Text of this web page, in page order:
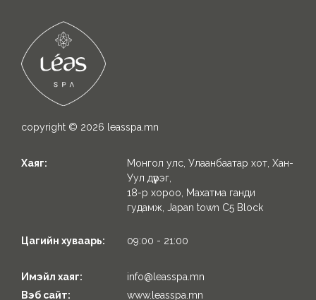
copyright © 2026 leasspa.mn
Хаяг:
Монгол улс, Улаанбаатар хот, Хан-
Уул дүүрэг,
18-р хороо, Махатма ганди
гудамж, Japan town C5 Block
Цагийн хуваарь: 09:00 - 21:00
Имэйл хаяг:
info@leasspa.mn
Вэб сайт:
www.leasspa.mn